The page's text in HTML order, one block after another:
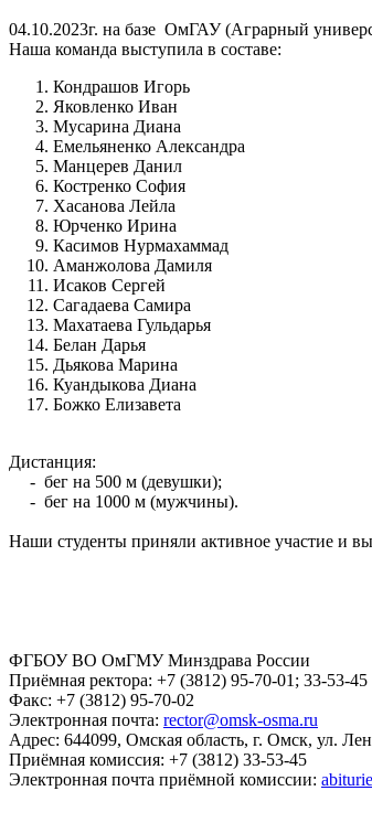
04.10.2023г. на базе ОмГАУ (Аграрный
Наша команда выступила в составе:
Кондрашов Игорь гр.
Яковленко Иван гр.
Мусарина Диана гр.
Емельяненко Александра
Манцерев Данил гр.
Костренко София гр.
Хасанова Лейла гр.
Юрченко Ирина
Касимов Нурмахаммад
Аманжолова Дамиля
Исаков Сергей гр.
Сагадаева Самира
Махатаева Гульдарья
Белан Дарья гр.
Дьякова Марина гр.
Куандыкова Диана
Божко Елизавета
Дистанция:
- бег на 500 м (девушки);
- бег на 1000 м (мужчины).
Наши студенты приняли активное участие и
ФГБОУ ВО ОмГМУ Минздрава России
Приёмная ректора: +7 (3812) 95-70-01; 33-53-45
Факс: +7 (3812) 95-70-02
Электронная почта: rector@omsk-osma.ru
Адрес: 644099, Омская область, г. Омск, ул.
Приёмная комиссия: +7 (3812) 33-53-45
Электронная почта приёмной комиссии: